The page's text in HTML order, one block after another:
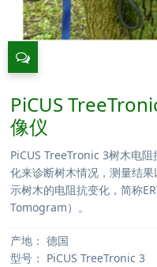
PiCUS
像仪
PiCUS TreeTronic 3树木电
化来诊断树木情况，测量结
示树木的电阻抗变化，简称
Tomogram）。
产地： 德国
型号： PiCUS TreeTronic 3